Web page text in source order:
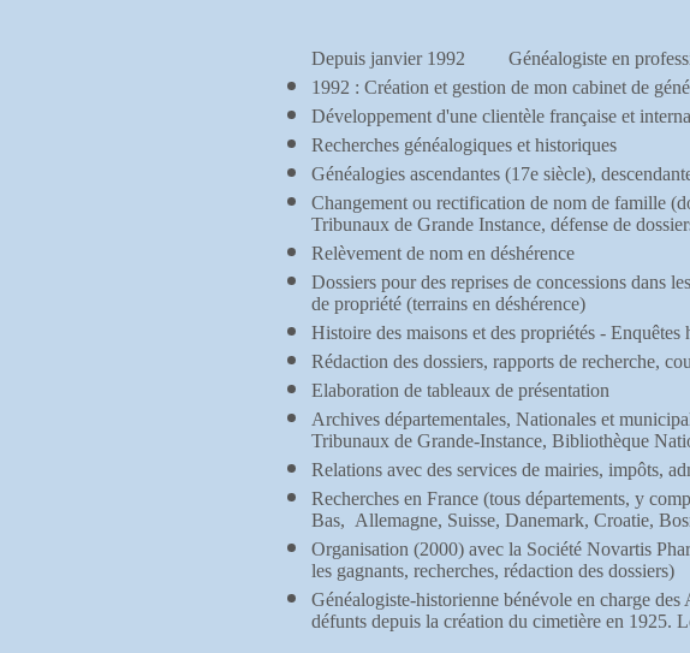
Depuis janvier 1992 Généalogiste en
1992 : Création et gestion de mon cabinet de
Développement d'une clientèle française et
Recherches généalogiques et historiques
Généalogies ascendantes (17e siècle),
Changement ou rectification de nom de famille
Tribunaux de Grande Instance, défense de
Relèvement de nom en déshérence
Dossiers pour des reprises de concessions dans
de propriété (terrains en déshérence)
Histoire des maisons et des propriétés -
Rédaction des dossiers, rapports de recherche,
Elaboration de tableaux de présentation
Archives départementales, Nationales et
Tribunaux de Grande-Instance, Bibliothèque
Relations avec des services de mairies, impôts,
Recherches en France (tous départements, y
Bas, Allemagne, Suisse, Danemark, Croatie,
Organisation (2000) avec la Société Novartis
les gagnants, recherches, rédaction des dossiers)
Généalogiste-historienne bénévole en charge
défunts depuis la création du cimetière en 1925.